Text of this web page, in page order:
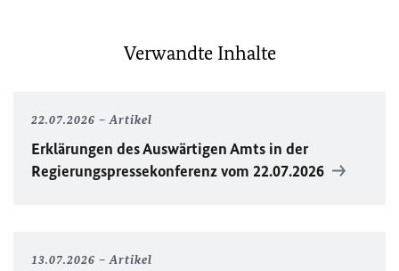
Verwandte Inhalte
22.07.2026 Artikel
Erklärungen des Auswärtigen Amts in der
Regierungspressekonferenz vom 22.07.2026
13.07.2026 Artikel